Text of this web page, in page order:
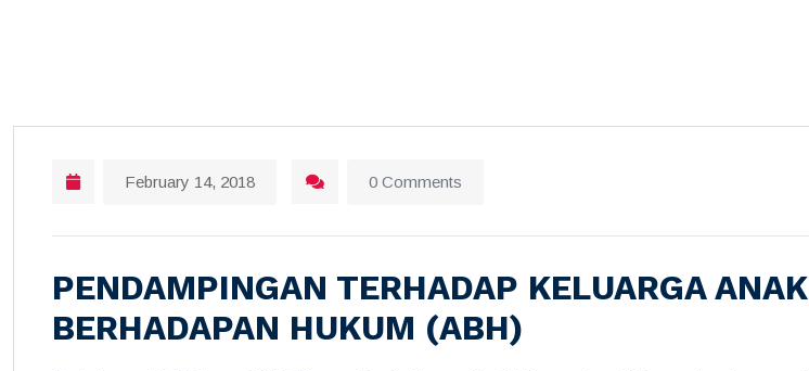
February 14, 2018 0 Comments
PENDAMPINGAN TERHADAP KELUARGA ANAK
BERHADAPAN HUKUM (ABH)